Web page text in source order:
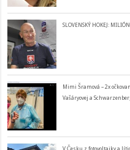
SLOVENSKÝ HOKEJ:
Mimi Šramová – 2x
Vašáryovej a